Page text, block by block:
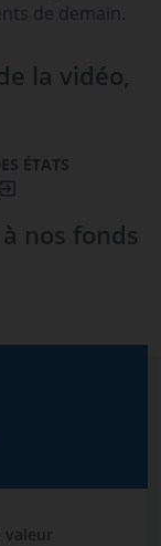
de demain.
la vidéo,
ÉTATS
nos fonds
valeur